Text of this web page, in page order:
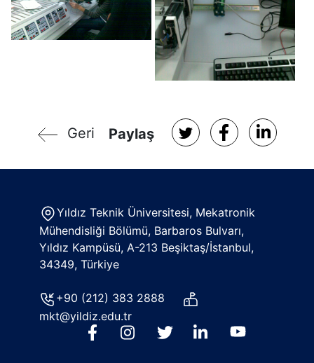
Geri Paylaş
Yıldız Teknik Üniversitesi, Mekatronik
Mühendisliği Bölümü, Barbaros Bulvarı,
Yıldız Kampüsü, A-213 Beşiktaş/İstanbul,
34349, Türkiye
+90 (212) 383 2888
mkt@yildiz.edu.tr